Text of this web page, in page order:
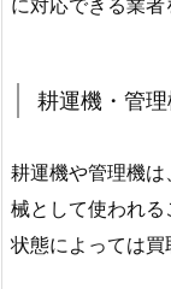
に対応できる業者
耕運機・管
耕運機や管理機
械として使われる
状態によっては買